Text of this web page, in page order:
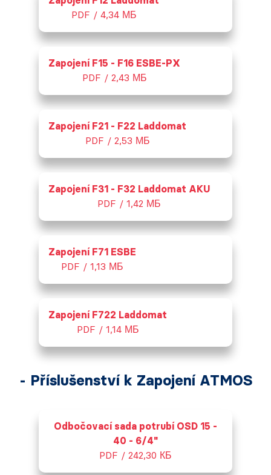
PDF / 4,34 МБ
Zapojení F15 - F16 ESBE-PX
PDF / 2,43 МБ
Zapojení F21 - F22 Laddomat
PDF / 2,53 МБ
Zapojení F31 - F32 Laddomat AKU
PDF / 1,42 МБ
Zapojení F71 ESBE
PDF / 1,13 МБ
Zapojení F722 Laddomat
PDF / 1,14 МБ
- Příslušenství k Zapojení ATMOS
Odbočovací sada potrubí OSD 15 -
40 - 6/4"
PDF / 242,30 КБ